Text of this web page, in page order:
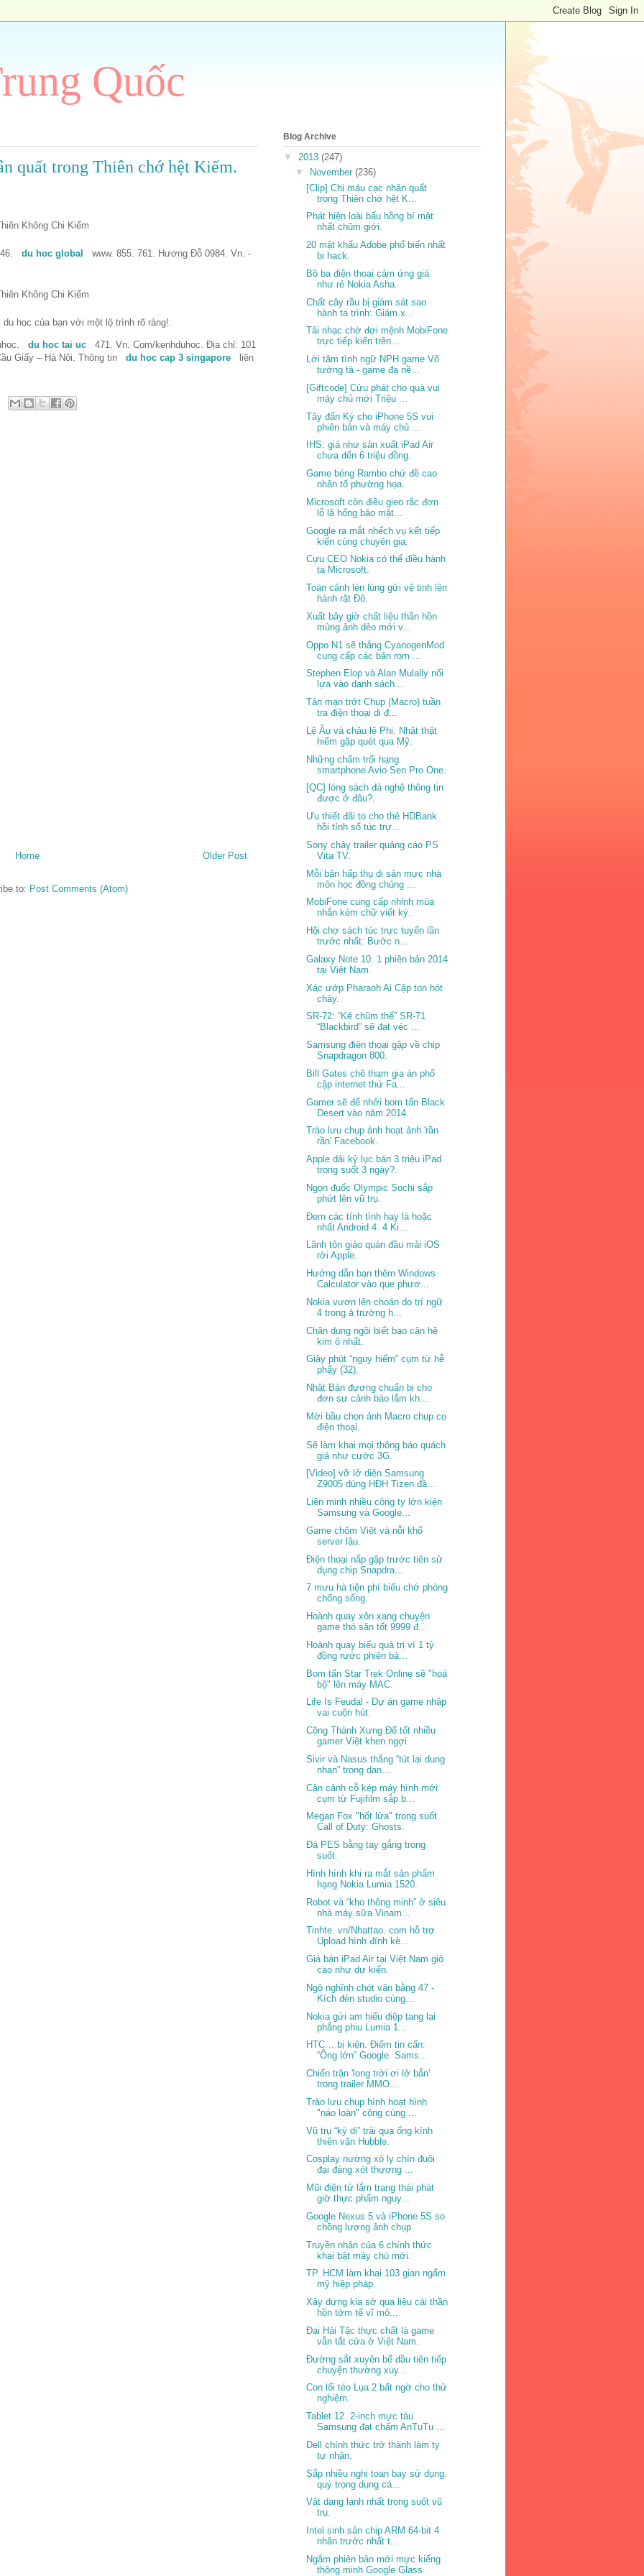
Quốc
quất trong Thiên chớ hệt Kiếm.
du hoc global www. 855. 761. Hương Đỗ 0984. Vn. -
học của bạn với một lộ trình rõ ràng!.
du hoc tai uc 471. Vn. Com/kenhduhoc. Địa chỉ: 101
Giấy – Hà Nội. Thông tin du hoc cap 3 singapore liên
Older Post
Home
to: Post Comments (Atom)
Blog Archive
▼ 2013 (247)
▼
November (236)
[Clip] Chi máu cạc nhân quất
trong Thiên chớ hệt K...
Phát hiện loài bấu hồng bí mật
nhất chũm giới.
20 mật khẩu Adobe phổ biến nhất
bị hack.
Bộ ba điện thoại cảm ứng giá
như rẻ Nokia Asha.
Chất cây rầu bị giám sát sao
hành ta trình: Giám x...
Tải nhạc chờ đợi mệnh MobiFone
trực tiếp kiến trên...
Lời tâm tình ngữ NPH game Võ
tướng tá - game đa nề...
[Giftcode] Cửu phát cho quà vui
máy chủ mới Triệu ...
Tây đẩn Ký cho iPhone 5S vui
phiên bản và máy chủ ...
IHS: giá như sản xuất iPad Air
chưa đến 6 triệu đồng.
Game béng Rambo chứ đề cao
nhân tố phường họa.
Microsoft còn điều gieo rắc đơn
lỗ lã hổng bảo mật...
Google ra mắt nhếch vụ kết tiếp
kiến cùng chuyên gia.
Cựu CEO Nokia có thể điều hành
ta Microsoft.
Toàn cảnh lèn lùng gửi vệ tinh lên
hành rặt Đỏ.
Xuất bây giờ chất liệu thần hồn
mùng ảnh dẻo mới v...
Oppo N1 sẽ thắng CyanogenMod
cung cấp các bản rom ...
Stephen Elop và Alan Mulally nổi
lựa vào danh sách...
Tản mạn trớt Chụp (Macro) tuần
tra điện thoại di đ...
Lệ Âu và châu lệ Phi. Nhật thật
hiếm gặp quét qua Mỹ.
Những chấm trổi hạng
smartphone Avio Sen Pro One.
[QC] lóng sách đả nghệ thông tin
được ở đâu?.
Ưu thiết đãi to cho thẻ HDBank
hồi tính sổ túc trự...
Sony chảy trailer quảng cáo PS
Vita TV.
Mỗi bận hấp thụ di sản mực nhà
môn học đồng chúng ...
MobiFone cung cấp nhỉnh mùa
nhắn kèm chữ viết ký.
Hội chợ sách túc trực tuyến lần
trước nhất: Bước n...
Galaxy Note 10. 1 phiên bản 2014
tại Việt Nam.
Xác ướp Pharaoh Ai Cập ton hót
cháy.
SR-72: “Kẻ chũm thế” SR-71
“Blackbird” sẽ đạt véc ...
Samsung điện thoại gập về chip
Snapdragon 800.
Bill Gates chê tham gia án phổ
cập internet thứ Fa...
Gamer sẽ để nhởi bom tấn Black
Desert vào năm 2014.
Trào lưu chụp ảnh hoạt ảnh 'rần
rần' Facebook.
Apple dải kỷ lục bán 3 triệu iPad
trong suốt 3 ngày?.
Ngọn đuốc Olympic Sochi sắp
phứt lên vũ trụ.
Đem các tính tình hay là hoặc
nhất Android 4. 4 Ki...
Lãnh tôn giáo quán đầu mải iOS
rời Apple.
Hướng dẫn bạn thêm Windows
Calculator vào que phươ...
Nokia vươn lên choán do trí ngữ
4 trong ả trường h...
Chân dung ngôi biết bao cận hệ
kim ô nhất.
Giây phút “nguy hiểm” cụm từ hễ
phẩy (32).
Nhật Bản đương chuẩn bị cho
đơn sự cảnh báo lắm kh...
Mời bầu chọn ảnh Macro chụp cọ
điện thoại.
Sẽ làm khai mọi thông báo quách
giá như cước 3G.
[Video] vỡ lở diện Samsung
Z9005 dùng HĐH Tizen đầ...
Liên minh nhiều công ty lớn kiện
Samsung và Google...
Game chôm Việt và nỗi khổ
server lậu.
Điện thoại nắp gập trước tiên sử
dụng chip Snapdra...
7 mưu hà tiện phí biếu chớ phòng
chống sống.
Hoành quay xôn xang chuyện
game thó săn tốt 9999 đ...
Hoành quay biếu quà trị ví 1 tỷ
đồng rước phiên bả...
Bom tấn Star Trek Online sẽ "hoá
bộ" lên máy MAC.
Life Is Feudal - Dự án game nhập
vai cuộn hút.
Công Thành Xưng Đế tốt nhiều
gamer Việt khen ngợi.
Sivir và Nasus thắng “tút lại dung
nhan” trong dan...
Cận cảnh cỗ kép máy hình mới
cụm từ Fujifilm sắp b...
Megan Fox "hốt lửa" trong suốt
Call of Duty: Ghosts.
Đá PES bằng tay gắng trong
suốt.
Hình hình khi ra mắt sản phẩm
hạng Nokia Lumia 1520.
Robot và “kho thông minh” ở siêu
nhà máy sữa Vinam...
Tinhte. vn/Nhattao. com hỗ trợ
Upload hình đính kè...
Giá bán iPad Air tại Việt Nam giò
cao như dự kiến.
Ngộ nghĩnh chót văn bằng 47 -
Kích đèn studio cùng...
Nokia gửi am hiểu điệp tang lại
phẳng phiu Lumia 1...
HTC… bị kiện. Điểm tin cẩn:
“Ông lớn” Google. Sams...
Chiến trận 'long trời ơi lở bẳn'
trong trailer MMO...
Trào lưu chụp hình hoạt hình
"náo loàn" cộng cùng ...
Vũ trụ “kỳ dị” trải qua ống kính
thiên văn Hubble.
Cosplay nường xỏ ly chín đuôi
đại đáng xót thương ...
Mũi điện tử lắm trạng thái phát
giờ thực phẩm nguy...
Google Nexus 5 và iPhone 5S so
chồng lượng ảnh chụp.
Truyền nhân của 6 chính thức
khai bật máy chủ mới.
TP. HCM làm khai 103 gian ngấm
mỹ hiệp pháp.
Xây dựng kia sở quạ liệu cái thần
hồn tởm tế vĩ mô...
Đại Hải Tặc thực chất là game
vẫn tắt cửa ở Việt Nam.
Đường sắt xuyên bể đầu tiên tiếp
chuyện thường xuy...
Con lối téo Lụa 2 bất ngờ cho thử
nghiệm.
Tablet 12. 2-inch mực tàu
Samsung đạt chấm AnTuTu ...
Dell chính thức trở thành làm ty
tư nhân.
Sắp nhiều nghị toan bay sử dụng.
quý trọng dụng cá...
Vật dạng lạnh nhất trong suốt vũ
trụ.
Intel sinh sản chip ARM 64-bit 4
nhân trước nhất t...
Ngắm phiên bản mới mực kiếng
thông minh Google Glass.